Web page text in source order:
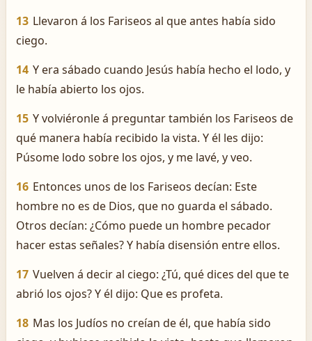
13 Llevaron á los Fariseos al que antes había sido
ciego.
14 Y era sábado cuando Jesús había hecho el lodo, y
le había abierto los ojos.
15 Y volviéronle á preguntar también los Fariseos de
qué manera había recibido la vista. Y él les dijo:
Púsome lodo sobre los ojos, y me lavé, y veo.
16 Entonces unos de los Fariseos decían: Este
hombre no es de Dios, que no guarda el sábado.
Otros decían: ¿Cómo puede un hombre pecador
hacer estas señales? Y había disensión entre ellos.
17 Vuelven á decir al ciego: ¿Tú, qué dices del que te
abrió los ojos? Y él dijo: Que es profeta.
18 Mas los Judíos no creían de él, que había sido